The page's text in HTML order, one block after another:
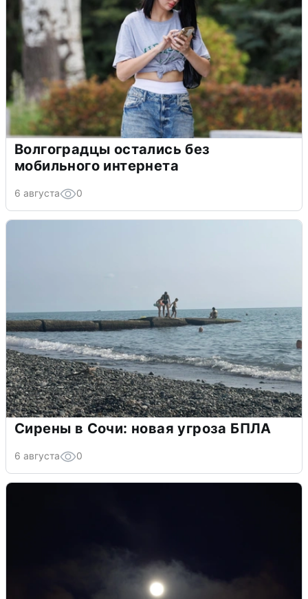
Волгоградцы остались без
мобильного интернета
6 августа 0
Сирены в Сочи: новая угроза БПЛА
6 августа 0